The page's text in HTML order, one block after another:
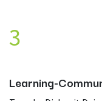
3
Learning-